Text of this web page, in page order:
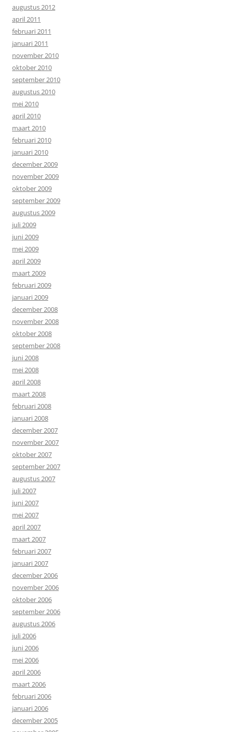
augustus 2012
april 2011
februari 2011
januari 2011
november 2010
oktober 2010
september 2010
augustus 2010
mei 2010
april 2010
maart 2010
februari 2010
januari 2010
december 2009
november 2009
oktober 2009
september 2009
augustus 2009
juli 2009
juni 2009
mei 2009
april 2009
maart 2009
februari 2009
januari 2009
december 2008
november 2008
oktober 2008
september 2008
juni 2008
mei 2008
april 2008
maart 2008
februari 2008
januari 2008
december 2007
november 2007
oktober 2007
september 2007
augustus 2007
juli 2007
juni 2007
mei 2007
april 2007
maart 2007
februari 2007
januari 2007
december 2006
november 2006
oktober 2006
september 2006
augustus 2006
juli 2006
juni 2006
mei 2006
april 2006
maart 2006
februari 2006
januari 2006
december 2005